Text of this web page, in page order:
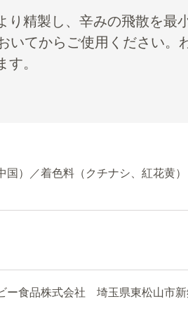
り精製し、辛みの飛散を最
いてからご使用ください。
。
国）／着色料（クチナシ、紅花黄）
ー食品株式会社 埼玉県東松山市新